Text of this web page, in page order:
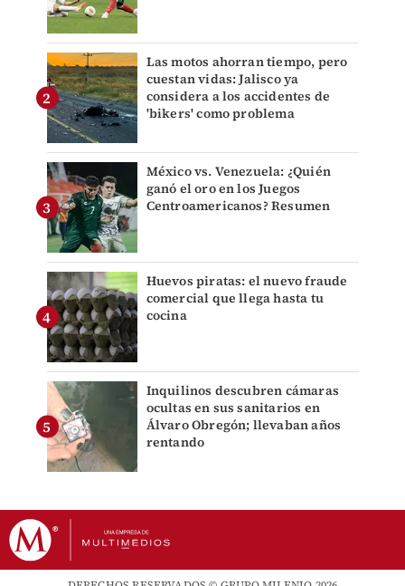
Las motos ahorran tiempo, pero
cuestan vidas: Jalisco ya
considera a los accidentes de
'bikers' como problema
México vs. Venezuela: ¿Quién
ganó el oro en los Juegos
Centroamericanos? Resumen
Huevos piratas: el nuevo fraude
comercial que llega hasta tu
cocina
Inquilinos descubren cámaras
ocultas en sus sanitarios en
Álvaro Obregón; llevaban años
rentando